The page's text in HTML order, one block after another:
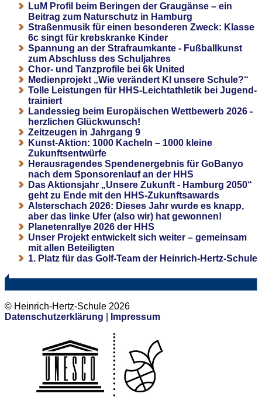
LuM Profil beim Beringen der Graugänse – ein
Beitrag zum Naturschutz in Hamburg
Straßenmusik für einen besonderen Zweck: Klasse
6c singt für krebskranke Kinder
Spannung an der Strafraumkante - Fußballkunst
zum Abschluss des Schuljahres
Chor- und Tanzprofile bei 6k United
Medienprojekt „Wie verändert KI unsere Schule?“
Tolle Leistungen für HHS-Leichtathletik bei Jugend-
trainiert
Landessieg beim Europäischen Wettbewerb 2026 -
herzlichen Glückwunsch!
Zeitzeugen in Jahrgang 9
Kunst-Aktion: 1000 Kacheln – 1000 kleine
Zukunftsentwürfe
Herausragendes Spendenergebnis für GoBanyo
nach dem Sponsorenlauf an der HHS
Das Aktionsjahr „Unsere Zukunft - Hamburg 2050“
geht zu Ende mit den HHS-Zukunftsawards
Alsterschach 2026: Dieses Jahr wurde es knapp,
aber das linke Ufer (also wir) hat gewonnen!
Planetenrallye 2026 der HHS
Unser Projekt entwickelt sich weiter – gemeinsam
mit allen Beteiligten
1. Platz für das Golf-Team der Heinrich-Hertz-Schule
© Heinrich-Hertz-Schule 2026
Datenschutzerklärung
Impressum